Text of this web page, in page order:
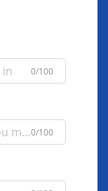
0/100
0/100